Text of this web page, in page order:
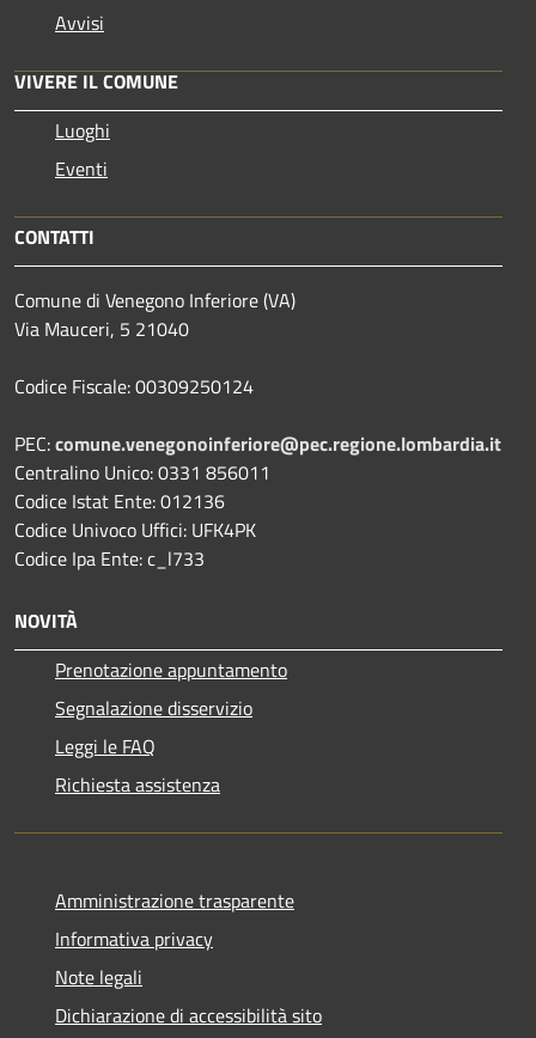
Avvisi
VIVERE IL COMUNE
Luoghi
Eventi
CONTATTI
Comune di Venegono Inferiore (VA)
Via Mauceri, 5 21040
Codice Fiscale: 00309250124
PEC:comune.venegonoinferiore@pec.regione.lombardia.it
Centralino Unico: 0331 856011
Codice Istat Ente: 012136
Codice Univoco Uffici: UFK4PK
Codice Ipa Ente: c_l733
NOVITÀ
Prenotazione appuntamento
Segnalazione disservizio
Leggi le FAQ
Richiesta assistenza
Amministrazione trasparente
Informativa privacy
Note legali
Dichiarazione di accessibilità sito